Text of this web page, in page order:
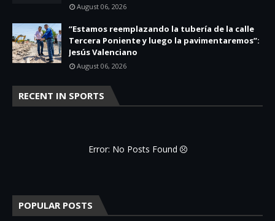
August 06, 2026
“Estamos reemplazando la tubería de la calle
Tercera Poniente y luego la pavimentaremos”:
Jesús Valenciano
August 06, 2026
RECENT IN SPORTS
Error: No Posts Found
POPULAR POSTS